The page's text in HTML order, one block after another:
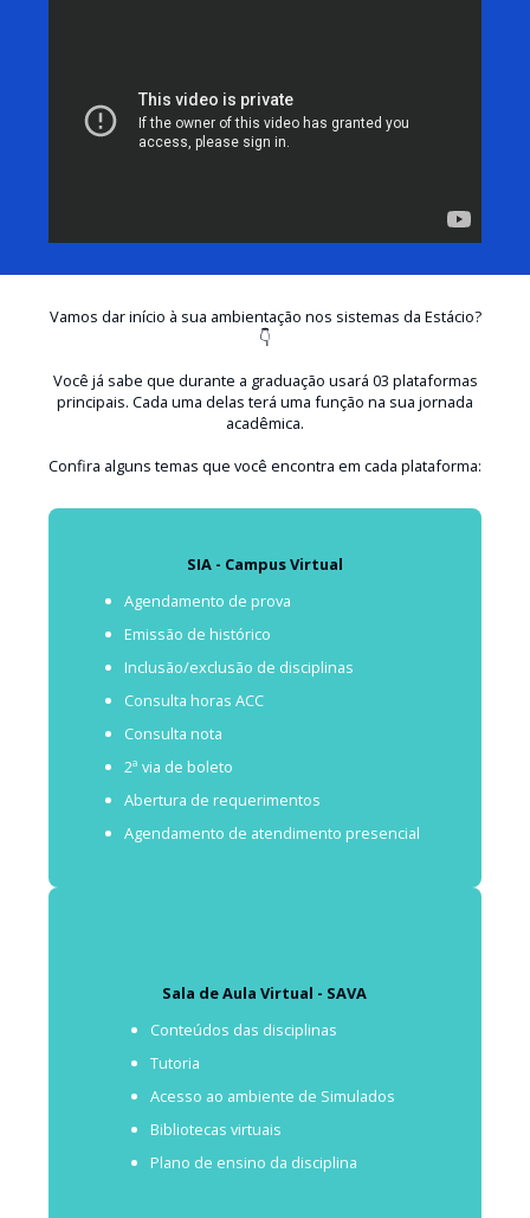
Vamos dar início à sua ambientação nos sistemas da Estácio?
👇
Você já sabe que durante a graduação usará 03 plataformas
principais. Cada uma delas terá uma função na sua jornada
acadêmica.
Confira alguns temas que você encontra em cada plataforma:
SIA - Campus Virtual
SIA - Campus Virtual
Agendamento de prova
Emissão de histórico
Inclusão/exclusão de disciplinas
Consulta horas ACC
Consulta nota
2ª via de boleto
Abertura de requerimentos
Agendamento de atendimento presencial
Sala de Aula Virtual - SAVA
Sala de Aula Virtual - SAVA
Conteúdos das disciplinas
Tutoria
Acesso ao ambiente de Simulados
Bibliotecas virtuais
Plano de ensino da disciplina